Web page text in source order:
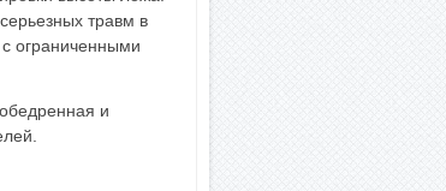
травм в
ограниченными
и